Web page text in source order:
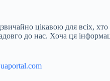
цікавою для всіх,
до нас. Хоча ця